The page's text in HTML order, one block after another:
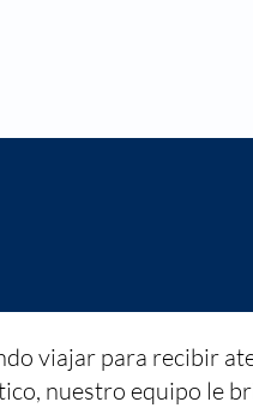
viajar para recibir
nuestro equipo le